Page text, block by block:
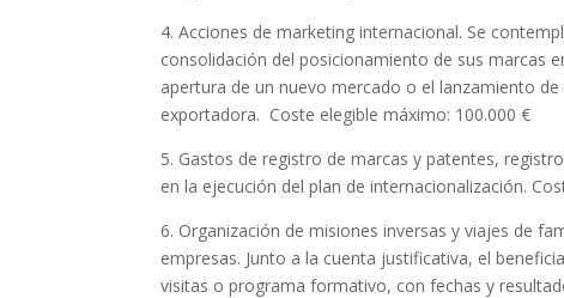
4. Acciones de marketing internacional. Se
consolidación del posicionamiento de sus marcas
apertura de un nuevo mercado o el lanzamiento
exportadora. Coste elegible máximo: 100.000 €
5. Gastos de registro de marcas y patentes,
en la ejecución del plan de internacionalización.
6. Organización de misiones inversas y viajes de
empresas. Junto a la cuenta justificativa, el
visitas o programa formativo, con fechas y